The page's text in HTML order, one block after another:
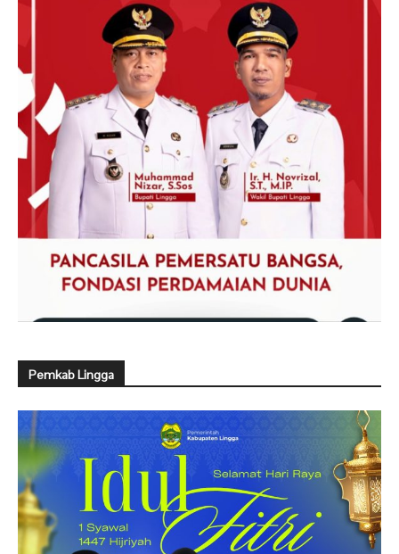
Pemkab Lingga